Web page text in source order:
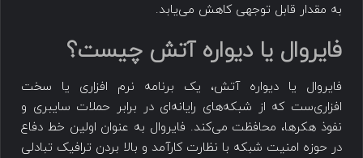
به مقدار قابل توجهی کاهش می‌یابد.
فایروال یا دیواره آتش چیست؟
فایروال یا دیواره آتش، یک برنامه نرم افزاری یا سخت
افزاری‌ست که از شبکه‌های رایانه‌ای در برابر حملات سایبری و
نفوذ هکرها، محافظت می‌کند. فایروال به عنوان اولین خط دفاع
در حوزه امنیت شبکه با نظارت کارآمد و بالا بردن ترافیک تبادلی